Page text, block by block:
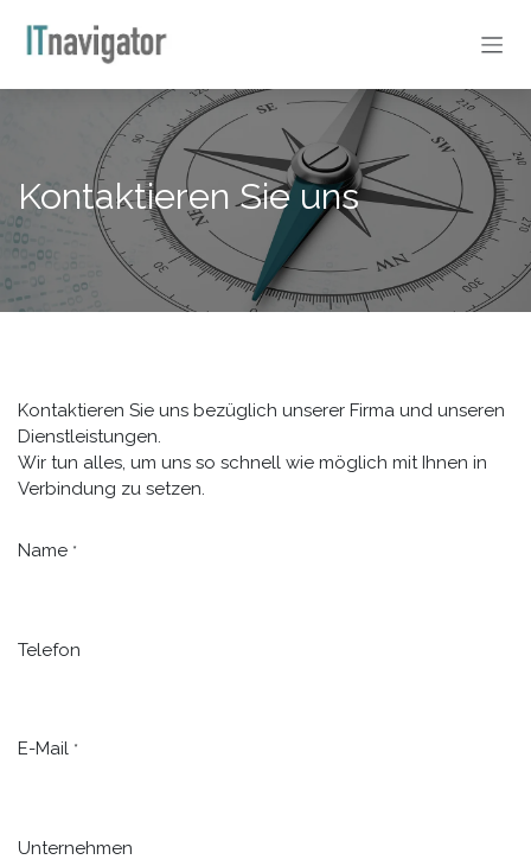
Kontaktieren Sie uns
Kontaktieren Sie uns bezüglich unserer Firma und unseren
Dienstleistungen.
Wir tun alles, um uns so schnell wie möglich mit Ihnen in
Verbindung zu setzen.
Name *
Telefon
E-Mail *
Unternehmen